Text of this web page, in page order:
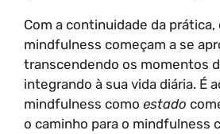
Com a continuidade da
mindfulness começam a se
transcendendo os momentos
integrando à sua vida diária. É
mindfulness como estado
o caminho para o mindfulness